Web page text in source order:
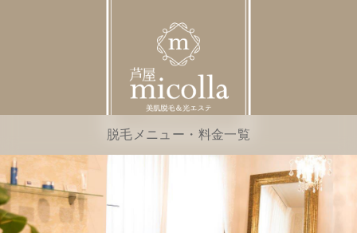
脱毛メニュー・料金一覧